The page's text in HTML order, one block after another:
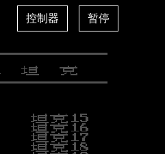
控制器 暂停